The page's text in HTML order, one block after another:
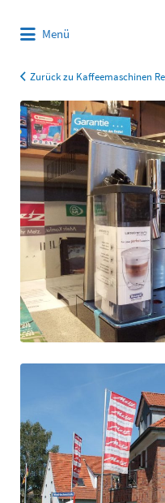
Menü
Zurück zu Kaffeemaschinen